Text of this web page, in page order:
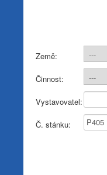
Země:
Činnost:
Vystavovatel:
Č. stánku: